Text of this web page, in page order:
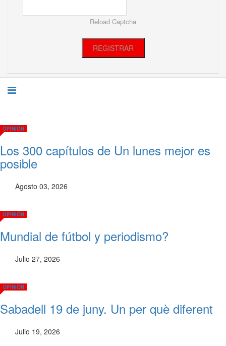
Reload Captcha
REGISTRAR
OPINIÓN
Los 300 capítulos de Un lunes mejor es
posible
Agosto 03, 2026
OPINIÓN
Mundial de fútbol y periodismo?
Julio 27, 2026
OPINIÓN
Sabadell 19 de juny. Un per què diferent
Julio 19, 2026